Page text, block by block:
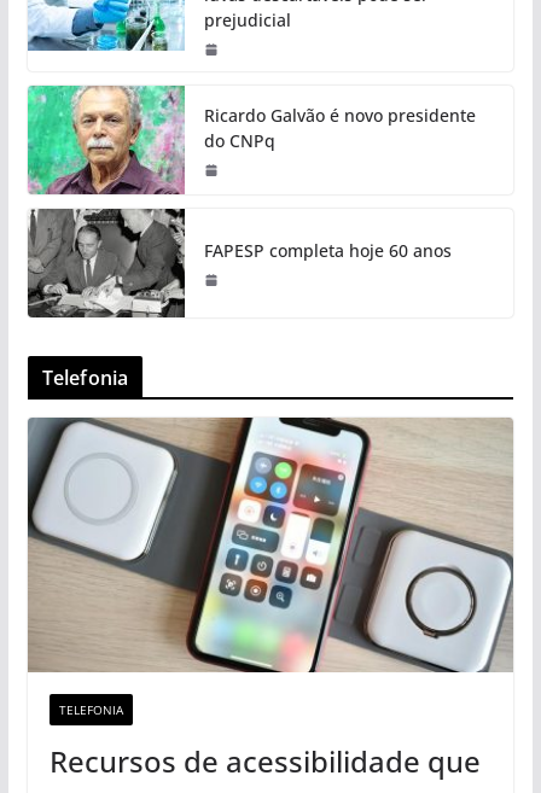
prejudicial
Ricardo Galvão é novo presidente
do CNPq
FAPESP completa hoje 60 anos
Telefonia
TELEFONIA
Recursos de acessibilidade que